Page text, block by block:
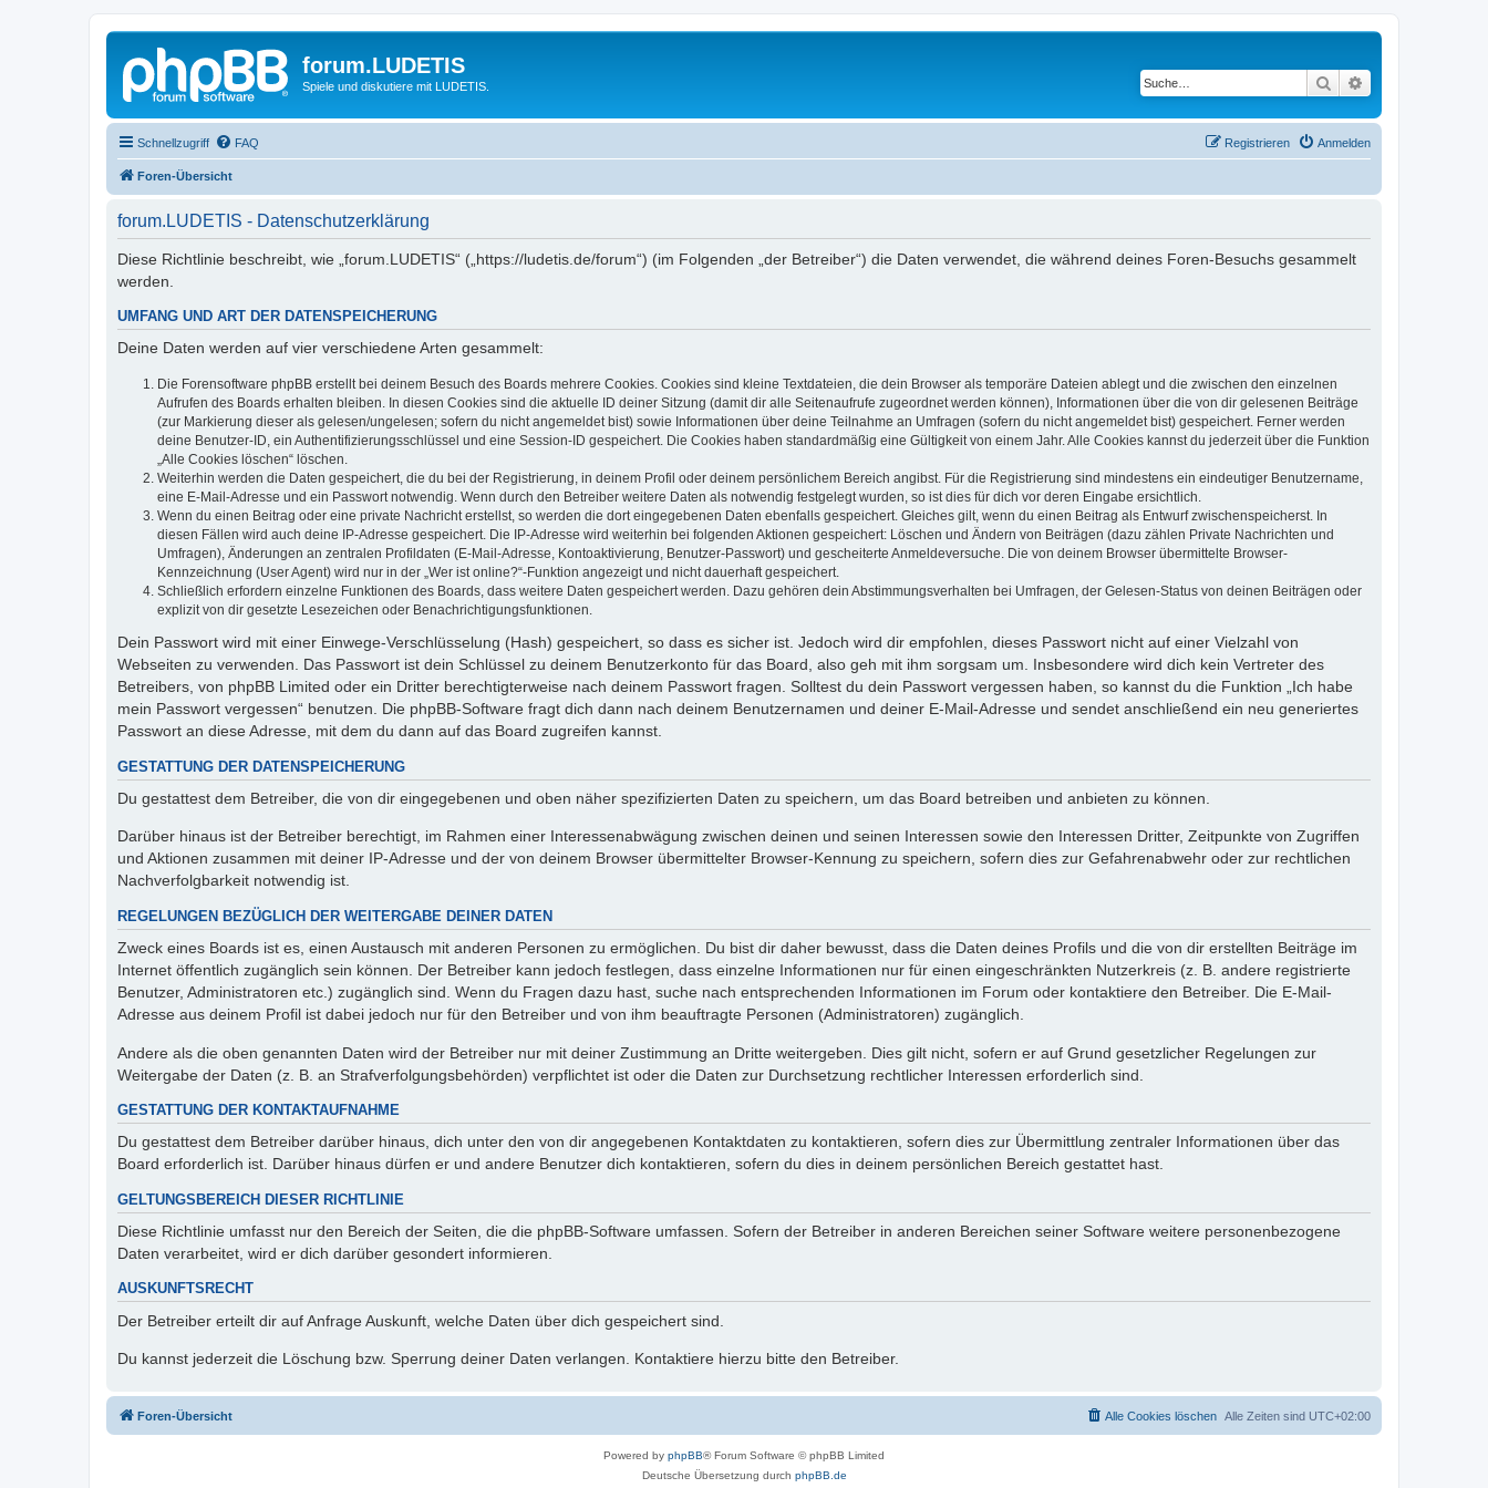
forum.LUDETIS
Spiele und diskutiere mit LUDETIS. Suche
Schnellzugriff FAQ Anmelden
Registrieren
Foren-Übersicht
forum.LUDETIS - Datenschutzerklärung
Diese Richtlinie beschreibt, wie „forum.LUDETIS“ („https://ludetis.de/forum“) (im Folgenden „der Betreiber“) die Daten verwendet, die während deines Foren-Besuchs gesammelt
werden.
UMFANG UND ART DER DATENSPEICHERUNG
Deine Daten werden auf vier verschiedene Arten gesammelt:
Die Forensoftware phpBB erstellt bei deinem Besuch des Boards mehrere Cookies. Cookies sind kleine Textdateien, die dein Browser als temporäre Dateien ablegt und die zwischen den einzelnen
Aufrufen des Boards erhalten bleiben. In diesen Cookies sind die aktuelle ID deiner Sitzung (damit dir alle Seitenaufrufe zugeordnet werden können), Informationen über die von dir gelesenen Beiträge
(zur Markierung dieser als gelesen/ungelesen; sofern du nicht angemeldet bist) sowie Informationen über deine Teilnahme an Umfragen (sofern du nicht angemeldet bist) gespeichert. Ferner werden
deine Benutzer-ID, ein Authentifizierungsschlüssel und eine Session-ID gespeichert. Die Cookies haben standardmäßig eine Gültigkeit von einem Jahr. Alle Cookies kannst du jederzeit über die Funktion
„Alle Cookies löschen“ löschen.
Weiterhin werden die Daten gespeichert, die du bei der Registrierung, in deinem Profil oder deinem persönlichem Bereich angibst. Für die Registrierung sind mindestens ein eindeutiger Benutzername,
eine E-Mail-Adresse und ein Passwort notwendig. Wenn durch den Betreiber weitere Daten als notwendig festgelegt wurden, so ist dies für dich vor deren Eingabe ersichtlich.
Wenn du einen Beitrag oder eine private Nachricht erstellst, so werden die dort eingegebenen Daten ebenfalls gespeichert. Gleiches gilt, wenn du einen Beitrag als Entwurf zwischenspeicherst. In
diesen Fällen wird auch deine IP-Adresse gespeichert. Die IP-Adresse wird weiterhin bei folgenden Aktionen gespeichert: Löschen und Ändern von Beiträgen (dazu zählen Private Nachrichten und
Umfragen), Änderungen an zentralen Profildaten (E-Mail-Adresse, Kontoaktivierung, Benutzer-Passwort) und gescheiterte Anmeldeversuche. Die von deinem Browser übermittelte Browser-
Kennzeichnung (User Agent) wird nur in der „Wer ist online?“-Funktion angezeigt und nicht dauerhaft gespeichert.
Schließlich erfordern einzelne Funktionen des Boards, dass weitere Daten gespeichert werden. Dazu gehören dein Abstimmungsverhalten bei Umfragen, der Gelesen-Status von deinen Beiträgen oder
explizit von dir gesetzte Lesezeichen oder Benachrichtigungsfunktionen.
Dein Passwort wird mit einer Einwege-Verschlüsselung (Hash) gespeichert, so dass es sicher ist. Jedoch wird dir empfohlen, dieses Passwort nicht auf einer Vielzahl von
Webseiten zu verwenden. Das Passwort ist dein Schlüssel zu deinem Benutzerkonto für das Board, also geh mit ihm sorgsam um. Insbesondere wird dich kein Vertreter des
Betreibers, von phpBB Limited oder ein Dritter berechtigterweise nach deinem Passwort fragen. Solltest du dein Passwort vergessen haben, so kannst du die Funktion „Ich habe
mein Passwort vergessen“ benutzen. Die phpBB-Software fragt dich dann nach deinem Benutzernamen und deiner E-Mail-Adresse und sendet anschließend ein neu generiertes
Passwort an diese Adresse, mit dem du dann auf das Board zugreifen kannst.
GESTATTUNG DER DATENSPEICHERUNG
Du gestattest dem Betreiber, die von dir eingegebenen und oben näher spezifizierten Daten zu speichern, um das Board betreiben und anbieten zu können.
Darüber hinaus ist der Betreiber berechtigt, im Rahmen einer Interessenabwägung zwischen deinen und seinen Interessen sowie den Interessen Dritter, Zeitpunkte von Zugriffen
und Aktionen zusammen mit deiner IP-Adresse und der von deinem Browser übermittelter Browser-Kennung zu speichern, sofern dies zur Gefahrenabwehr oder zur rechtlichen
Nachverfolgbarkeit notwendig ist.
REGELUNGEN BEZÜGLICH DER WEITERGABE DEINER DATEN
Zweck eines Boards ist es, einen Austausch mit anderen Personen zu ermöglichen. Du bist dir daher bewusst, dass die Daten deines Profils und die von dir erstellten Beiträge im
Internet öffentlich zugänglich sein können. Der Betreiber kann jedoch festlegen, dass einzelne Informationen nur für einen eingeschränkten Nutzerkreis (z. B. andere registrierte
Benutzer, Administratoren etc.) zugänglich sind. Wenn du Fragen dazu hast, suche nach entsprechenden Informationen im Forum oder kontaktiere den Betreiber. Die E-Mail-
Adresse aus deinem Profil ist dabei jedoch nur für den Betreiber und von ihm beauftragte Personen (Administratoren) zugänglich.
Andere als die oben genannten Daten wird der Betreiber nur mit deiner Zustimmung an Dritte weitergeben. Dies gilt nicht, sofern er auf Grund gesetzlicher Regelungen zur
Weitergabe der Daten (z. B. an Strafverfolgungsbehörden) verpflichtet ist oder die Daten zur Durchsetzung rechtlicher Interessen erforderlich sind.
GESTATTUNG DER KONTAKTAUFNAHME
Du gestattest dem Betreiber darüber hinaus, dich unter den von dir angegebenen Kontaktdaten zu kontaktieren, sofern dies zur Übermittlung zentraler Informationen über das
Board erforderlich ist. Darüber hinaus dürfen er und andere Benutzer dich kontaktieren, sofern du dies in deinem persönlichen Bereich gestattet hast.
GELTUNGSBEREICH DIESER RICHTLINIE
Diese Richtlinie umfasst nur den Bereich der Seiten, die die phpBB-Software umfassen. Sofern der Betreiber in anderen Bereichen seiner Software weitere personenbezogene
Daten verarbeitet, wird er dich darüber gesondert informieren.
AUSKUNFTSRECHT
Der Betreiber erteilt dir auf Anfrage Auskunft, welche Daten über dich gespeichert sind.
Du kannst jederzeit die Löschung bzw. Sperrung deiner Daten verlangen. Kontaktiere hierzu bitte den Betreiber.
Foren-Übersicht Alle Zeiten sind UTC+02:00
Alle Cookies löschen
Powered by phpBB® Forum Software © phpBB Limited
Deutsche Übersetzung durch phpBB.de